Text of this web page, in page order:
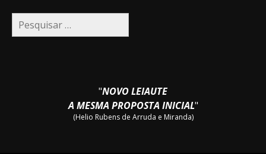
Pesquisar
por:
"NOVO LEIAUTE
A MESMA PROPOSTA INICIAL"
(Helio Rubens de Arruda e Miranda)